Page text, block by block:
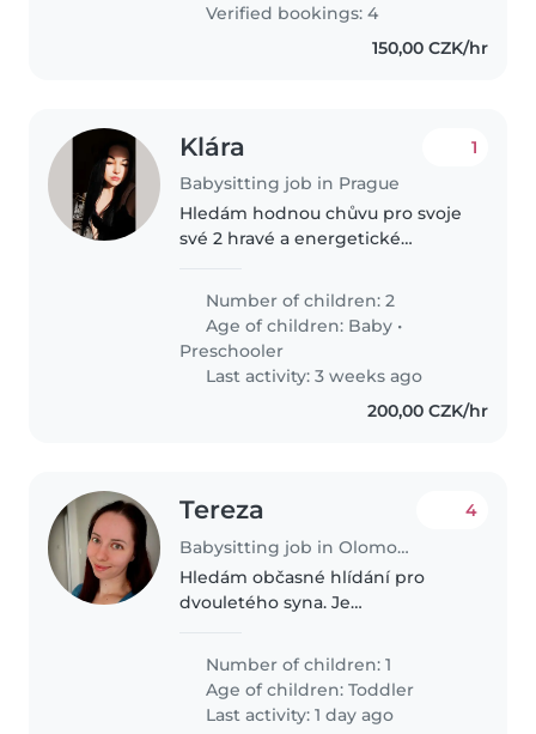
Verified bookings: 4
150,00 CZK/hr
Klára
Babysitting job in Prague
1
Hledám hodnou chůvu pro svoje
své 2 hravé a energetické
Number of children: 2
Age of children: Baby •
Preschooler
Last activity: 3 weeks ago
200,00 CZK/hr
Tereza
Babysitting job in Olomouc
4
Hledám občasné hlídání pro
dvouletého syna. Je
Hlídání je potřebné v době kdy
mám lékaře nebo nějaké
vyřizování.
Number of children: 1
Age of children:Toddler
Last activity: 1 day ago